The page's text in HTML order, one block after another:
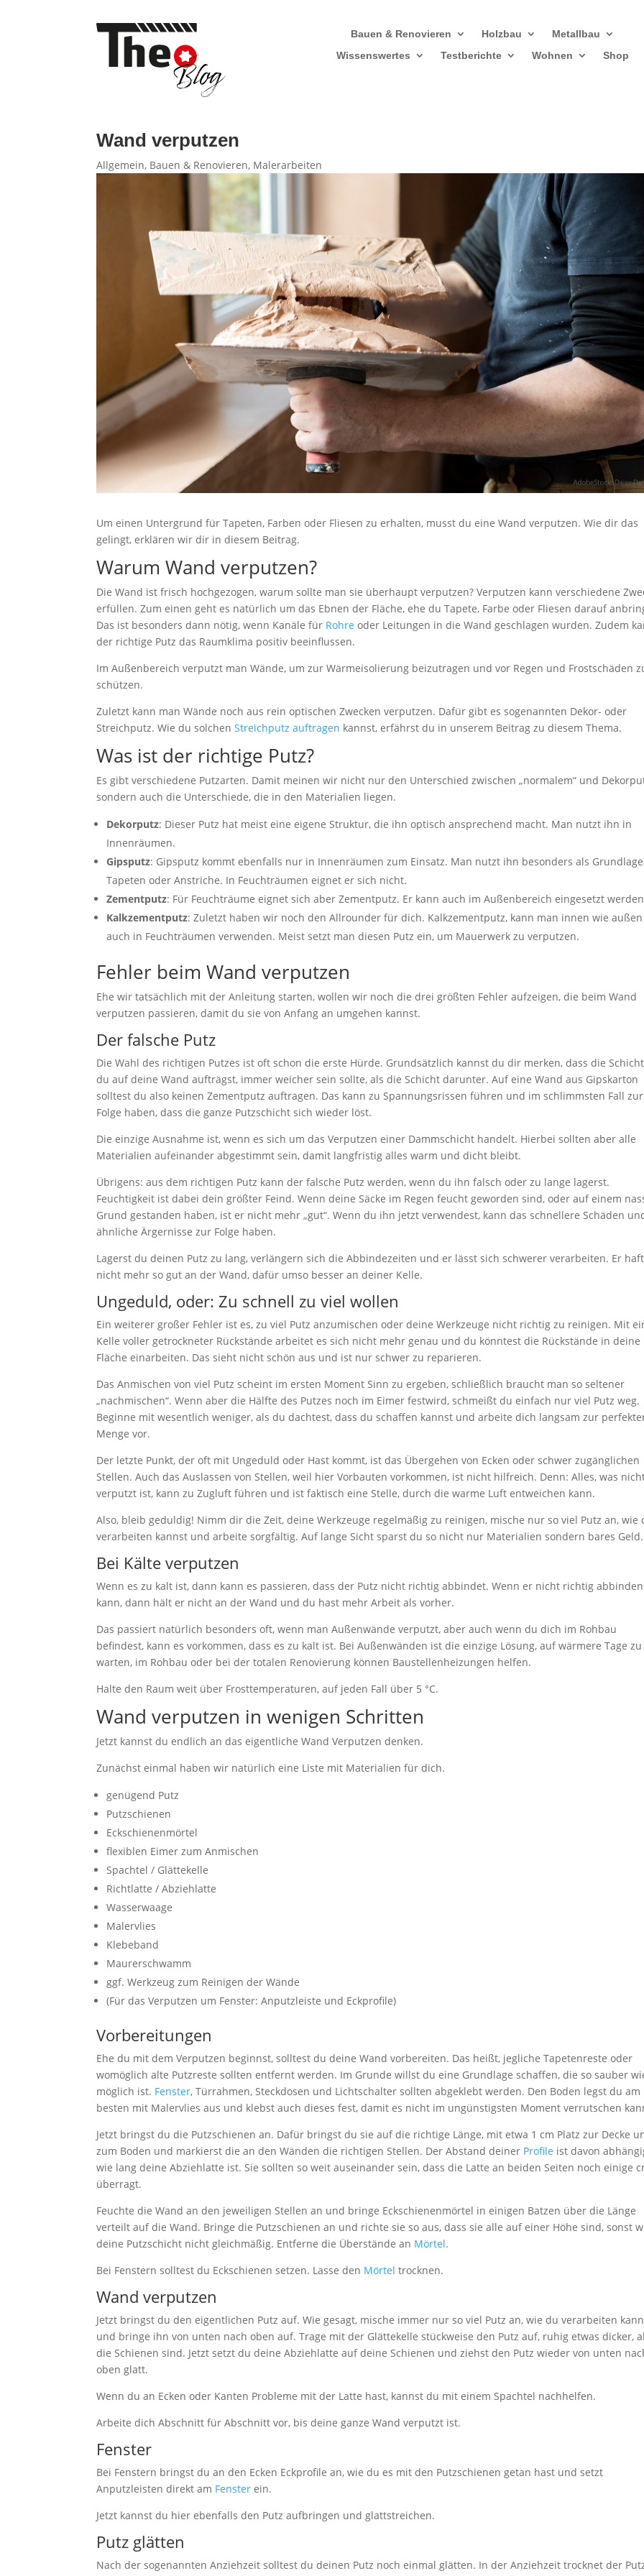
Bauen & Renovieren Holzbau
Metallbau
Wissenswertes
Testberichte Wohnen Shop
Wand verputzen
Allgemein, Bauen & Renovieren, Malerarbeiten
Um einen Untergrund für Tapeten, Farben oder Fliesen zu erhalten, musst du eine Wand verputzen. Wie dir das
gelingt, erklären wir dir in diesem Beitrag.
Warum Wand verputzen?
Die Wand ist frisch hochgezogen, warum sollte man sie überhaupt verputzen? Verputzen kann verschiedene
erfüllen. Zum einen geht es natürlich um das Ebnen der Fläche, ehe du Tapete, Farbe oder Fliesen darauf
Das ist besonders dann nötig, wenn Kanäle für Rohre oder Leitungen in die Wand geschlagen wurden. Zudem
der richtige Putz das Raumklima positiv beeinflussen.
Im Außenbereich verputzt man Wände, um zur Wärmeisolierung beizutragen und vor Regen und Frostschäden
schützen.
Zuletzt kann man Wände noch aus rein optischen Zwecken verputzen. Dafür gibt es sogenannten Dekor- oder
Streichputz. Wie du solchen Streichputz auftragen kannst, erfährst du in unserem Beitrag zu diesem Thema.
Was ist der richtige Putz?
Es gibt verschiedene Putzarten. Damit meinen wir nicht nur den Unterschied zwischen „normalem“ und
sondern auch die Unterschiede, die in den Materialien liegen.
Dekorputz: Dieser Putz hat meist eine eigene Struktur, die ihn optisch ansprechend macht. Man nutzt ihn in
Innenräumen.
Gipsputz: Gipsputz kommt ebenfalls nur in Innenräumen zum Einsatz. Man nutzt ihn besonders als
Tapeten oder Anstriche. In Feuchträumen eignet er sich nicht.
Zementputz: Für Feuchträume eignet sich aber Zementputz. Er kann auch im Außenbereich eingesetzt
Kalkzementputz: Zuletzt haben wir noch den Allrounder für dich. Kalkzementputz, kann man innen wie
auch in Feuchträumen verwenden. Meist setzt man diesen Putz ein, um Mauerwerk zu verputzen.
Fehler beim Wand verputzen
Ehe wir tatsächlich mit der Anleitung starten, wollen wir noch die drei größten Fehler aufzeigen, die beim Wand
verputzen passieren, damit du sie von Anfang an umgehen kannst.
Der falsche Putz
Die Wahl des richtigen Putzes ist oft schon die erste Hürde. Grundsätzlich kannst du dir merken, dass die
du auf deine Wand aufträgst, immer weicher sein sollte, als die Schicht darunter. Auf eine Wand aus Gipskarton
solltest du also keinen Zementputz auftragen. Das kann zu Spannungsrissen führen und im schlimmsten Fall zur
Folge haben, dass die ganze Putzschicht sich wieder löst.
Die einzige Ausnahme ist, wenn es sich um das Verputzen einer Dammschicht handelt. Hierbei sollten aber alle
Materialien aufeinander abgestimmt sein, damit langfristig alles warm und dicht bleibt.
Übrigens: aus dem richtigen Putz kann der falsche Putz werden, wenn du ihn falsch oder zu lange lagerst.
Feuchtigkeit ist dabei dein größter Feind. Wenn deine Säcke im Regen feucht geworden sind, oder auf einem
Grund gestanden haben, ist er nicht mehr „gut“. Wenn du ihn jetzt verwendest, kann das schnellere Schäden
ähnliche Ärgernisse zur Folge haben.
Lagerst du deinen Putz zu lang, verlängern sich die Abbindezeiten und er lässt sich schwerer verarbeiten. Er
nicht mehr so gut an der Wand, dafür umso besser an deiner Kelle.
Ungeduld, oder: Zu schnell zu viel wollen
Ein weiterer großer Fehler ist es, zu viel Putz anzumischen oder deine Werkzeuge nicht richtig zu reinigen. Mit
Kelle voller getrockneter Rückstände arbeitet es sich nicht mehr genau und du könntest die Rückstände in deine
Fläche einarbeiten. Das sieht nicht schön aus und ist nur schwer zu reparieren.
Das Anmischen von viel Putz scheint im ersten Moment Sinn zu ergeben, schließlich braucht man so seltener
„nachmischen“. Wenn aber die Hälfte des Putzes noch im Eimer festwird, schmeißt du einfach nur viel Putz weg.
Beginne mit wesentlich weniger, als du dachtest, dass du schaffen kannst und arbeite dich langsam zur
Menge vor.
Der letzte Punkt, der oft mit Ungeduld oder Hast kommt, ist das Übergehen von Ecken oder schwer zugänglichen
Stellen. Auch das Auslassen von Stellen, weil hier Vorbauten vorkommen, ist nicht hilfreich. Denn: Alles, was
verputzt ist, kann zu Zugluft führen und ist faktisch eine Stelle, durch die warme Luft entweichen kann.
Also, bleib geduldig! Nimm dir die Zeit, deine Werkzeuge regelmäßig zu reinigen, mische nur so viel Putz an, wie
verarbeiten kannst und arbeite sorgfältig. Auf lange Sicht sparst du so nicht nur Materialien sondern bares Geld.
Bei Kälte verputzen
Wenn es zu kalt ist, dann kann es passieren, dass der Putz nicht richtig abbindet. Wenn er nicht richtig abbinden
kann, dann hält er nicht an der Wand und du hast mehr Arbeit als vorher.
Das passiert natürlich besonders oft, wenn man Außenwände verputzt, aber auch wenn du dich im Rohbau
befindest, kann es vorkommen, dass es zu kalt ist. Bei Außenwänden ist die einzige Lösung, auf wärmere Tage zu
warten, im Rohbau oder bei der totalen Renovierung können Baustellenheizungen helfen.
Halte den Raum weit über Frosttemperaturen, auf jeden Fall über 5 °C.
Wand verputzen in wenigen Schritten
Jetzt kannst du endlich an das eigentliche Wand Verputzen denken.
Zunächst einmal haben wir natürlich eine Liste mit Materialien für dich.
genügend Putz
Putzschienen
Eckschienenmörtel
flexiblen Eimer zum Anmischen
Spachtel / Glättekelle
Richtlatte / Abziehlatte
Wasserwaage
Malervlies
Klebeband
Maurerschwamm
ggf. Werkzeug zum Reinigen der Wände
(Für das Verputzen um Fenster: Anputzleiste und Eckprofile)
Vorbereitungen
Ehe du mit dem Verputzen beginnst, solltest du deine Wand vorbereiten. Das heißt, jegliche Tapetenreste oder
womöglich alte Putzreste sollten entfernt werden. Im Grunde willst du eine Grundlage schaffen, die so sauber
möglich ist. Fenster, Türrahmen, Steckdosen und Lichtschalter sollten abgeklebt werden. Den Boden legst du am
besten mit Malervlies aus und klebst auch dieses fest, damit es nicht im ungünstigsten Moment verrutschen
Jetzt bringst du die Putzschienen an. Dafür bringst du sie auf die richtige Länge, mit etwa 1 cm Platz zur Decke
zum Boden und markierst die an den Wänden die richtigen Stellen. Der Abstand deiner Profile ist davon
wie lang deine Abziehlatte ist. Sie sollten so weit auseinander sein, dass die Latte an beiden Seiten noch einige
überragt.
Feuchte die Wand an den jeweiligen Stellen an und bringe Eckschienenmörtel in einigen Batzen über die Länge
verteilt auf die Wand. Bringe die Putzschienen an und richte sie so aus, dass sie alle auf einer Höhe sind, sonst
deine Putzschicht nicht gleichmäßig. Entferne die Überstände an Mörtel.
Bei Fenstern solltest du Eckschienen setzen. Lasse den Mörtel trocknen.
Wand verputzen
Jetzt bringst du den eigentlichen Putz auf. Wie gesagt, mische immer nur so viel Putz an, wie du verarbeiten
und bringe ihn von unten nach oben auf. Trage mit der Glättekelle stückweise den Putz auf, ruhig etwas dicker,
die Schienen sind. Jetzt setzt du deine Abziehlatte auf deine Schienen und ziehst den Putz wieder von unten
oben glatt.
Wenn du an Ecken oder Kanten Probleme mit der Latte hast, kannst du mit einem Spachtel nachhelfen.
Arbeite dich Abschnitt für Abschnitt vor, bis deine ganze Wand verputzt ist.
Fenster
Bei Fenstern bringst du an den Ecken Eckprofile an, wie du es mit den Putzschienen getan hast und setzt
Anputzleisten direkt am Fenster ein.
Jetzt kannst du hier ebenfalls den Putz aufbringen und glattstreichen.
Putz glätten
Nach der sogenannten Anziehzeit solltest du deinen Putz noch einmal glätten. In der Anziehzeit trocknet der